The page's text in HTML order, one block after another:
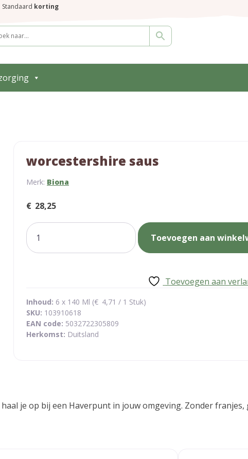
Standaard korting
worcestershire saus
Merk: Biona
€ 28,25
worcestershire
saus
aantal
Toevoegen aan
Toevoegen aan
Inhoud: 6 x 140 Ml (€ 4,71 / 1 Stuk)
SKU: 103910618
EAN code: 5032722305809
Herkomst: Duitsland
je op bij een Haverpunt in jouw omgeving. Zonder